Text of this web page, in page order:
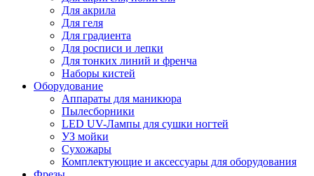
Для акрила
Для геля
Для градиента
Для росписи и лепки
Для тонких линий и френча
Наборы кистей
Оборудование
Аппараты для маникюра
Пылесборники
LED UV-Лампы для сушки ногтей
УЗ мойки
Сухожары
Комплектующие и аксессуары для оборудования